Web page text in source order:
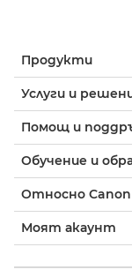
Продукти
Услуги и
Помощ и
Обучение и
Относно Canon
Моят акаунт